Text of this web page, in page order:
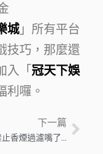
城」所有平台
技巧，那麼還
入「 冠天下娛
利囉。
下一篇